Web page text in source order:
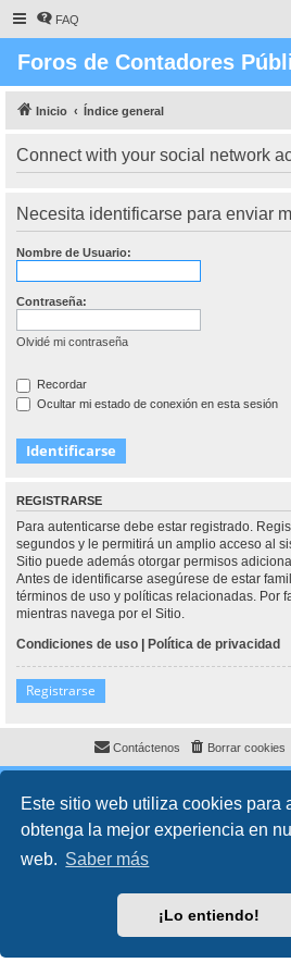
Este sitio web utiliza cookies para
obtenga la mejor experiencia en
web. Saber más
¡Lo entiendo!
FAQ
Foros de Contadores
Inicio Índice general
Connect with your social network
Necesita identificarse para enviar
Nombre de Usuario:
Contraseña:
Olvidé mi contraseña
Recordar
Ocultar mi estado de conexión en esta sesión
REGISTRARSE
Para autenticarse debe estar registrado.
segundos y le permitirá un amplio acceso al
Sitio puede además otorgar permisos
Antes de identificarse asegúrese de estar
términos de uso y políticas relacionadas. Por
mientras navega por el Sitio.
Condiciones de uso | Política de privacidad
Registrarse
Borrar cookies
Contáctenos
Traducción al español porphpBB España
Abogados
Privacidad|Condiciones